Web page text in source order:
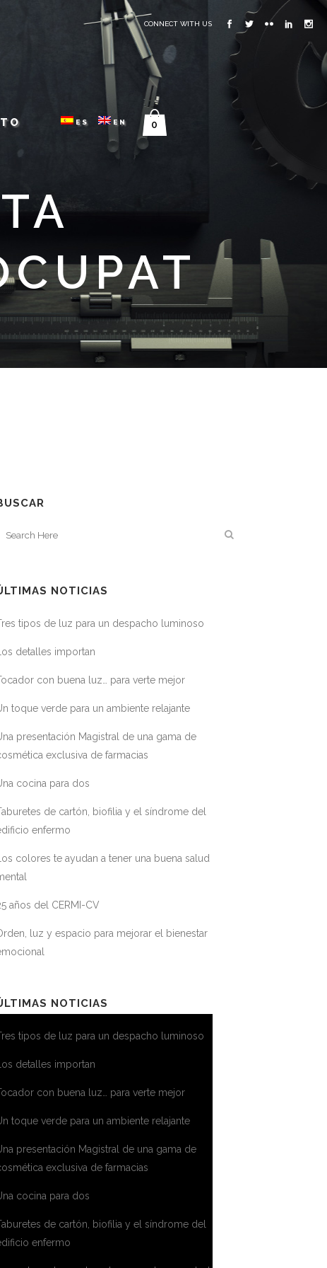
CONNECT WITH US
ES EN 0
NOTICIAS
tipos de luz para un despacho luminoso
Los detalles importan
con buena luz… para verte mejor
toque verde para un ambiente relajante
presentación Magistral de una gama de
exclusiva de farmacias
cocina para dos
de cartón, biofilia y el síndrome del
enfermo
Los colores te ayudan a tener una buena salud
años del CERMI-CV
luz y espacio para mejorar el bienestar
NOTICIAS
tipos de luz para un despacho luminoso
Los detalles importan
con buena luz… para verte mejor
toque verde para un ambiente relajante
presentación Magistral de una gama de
exclusiva de farmacias
cocina para dos
de cartón, biofilia y el síndrome del
enfermo